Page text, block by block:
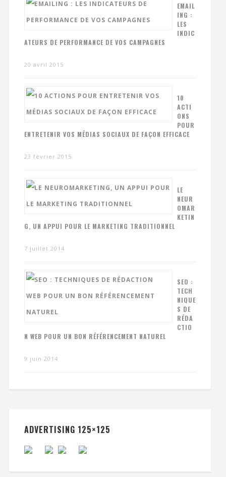
EMAIL
ING :
LES
INDIC
ATEURS DE PERFORMANCE DE VOS CAMPAGNES
20 avril 2015
10
ACTI
ONS
POUR
ENTRETENIR VOS MÉDIAS SOCIAUX DE FAÇON EFFICACE
23 février 2015
LE
NEUR
OMAR
KETIN
G, UN APPUI POUR LE MARKETING TRADITIONNEL
7 juillet 2014
SEO :
TECH
NIQUE
S DE
RÉDA
CTIO
N WEB POUR UN BON RÉFÉRENCEMENT NATUREL
9 juin 2014
ADVERTISING 125×125